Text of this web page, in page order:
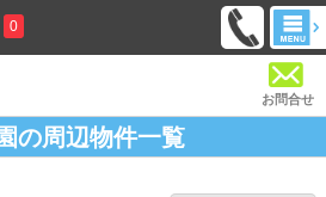
0
お問合せ
の周辺物件一覧